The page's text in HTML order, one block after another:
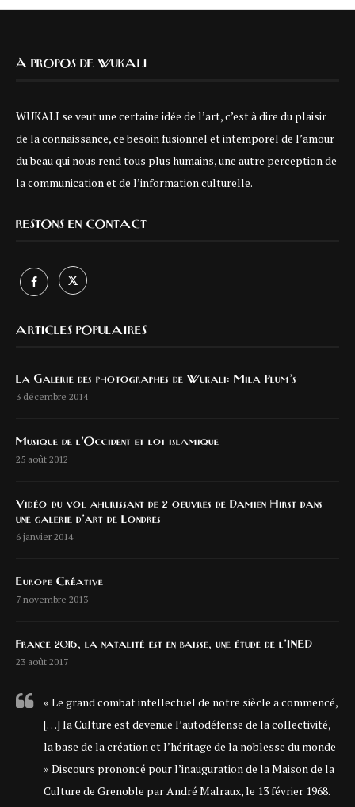
À PROPOS DE WUKALI
WUKALI se veut une certaine idée de l’art, c’est à dire du plaisir
de la connaissance, ce besoin fusionnel et intemporel de l’amour
du beau qui nous rend tous plus humains, une autre perception de
la communication et de l’information culturelle.
RESTONS EN CONTACT
ARTICLES POPULAIRES
La Galerie des photographes de Wukali: Mila Plum’s
3 décembre 2014
Musique de l’Occident et loi islamique
25 août 2012
Vidéo du vol ahurissant de 2 oeuvres de Damien Hirst dans
une galerie d’art de Londres
6 janvier 2014
Europe Créative
7 novembre 2013
France 2016, la natalité est en baisse, une étude de l’INED
23 août 2017
« Le grand combat intellectuel de notre siècle a commencé,
[…] la Culture est devenue l’autodéfense de la collectivité,
la base de la création et l’héritage de la noblesse du monde
» Discours prononcé pour l’inauguration de la Maison de la
Culture de Grenoble par André Malraux, le 13 février 1968.